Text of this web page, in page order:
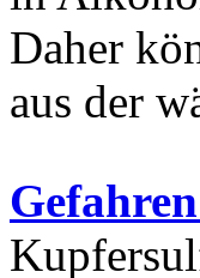
Daher
aus der